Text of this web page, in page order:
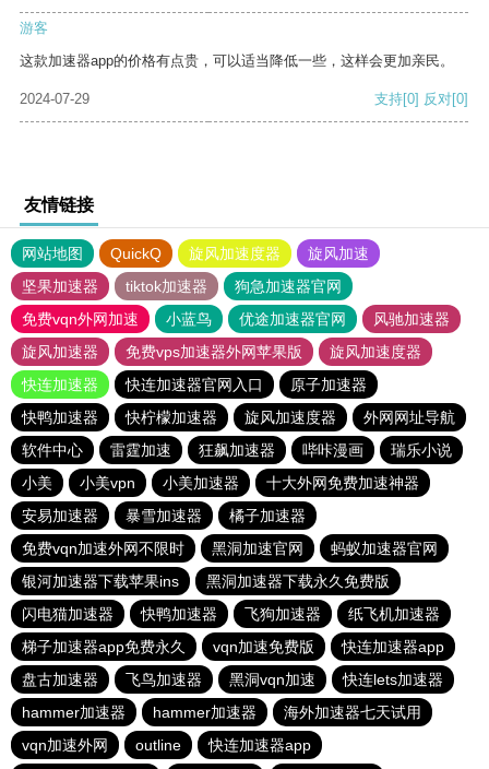
游客
这款加速器app的价格有点贵，可以适当降低一些，这样会更加亲民。
2024-07-29 支持[0] 反对[0]
友情链接
网站地图 QuickQ 旋风加速度器
旋风加速
坚果加速器
tiktok加速器
狗急加速器官网
免费vqn外网加速
小蓝鸟 优途加速器官网
风驰加速器
旋风加速器
免费vps加速器外网苹果版
旋风加速度器
快连加速器
快连加速器官网入口
原子加速器
快鸭加速器
快柠檬加速器 旋风加速度器
外网网址导航
软件中心
雷霆加速 狂飙加速器 哔咔漫画
瑞乐小说
小美
小美vpn 小美加速器
十大外网免费加速神器
安易加速器
暴雪加速器
橘子加速器
免费vqn加速外网不限时
黑洞加速官网
蚂蚁加速器官网
银河加速器下载苹果ins
黑洞加速器下载永久免费版
闪电猫加速器
快鸭加速器 飞狗加速器
纸飞机加速器
梯子加速器app免费永久
vqn加速免费版
快连加速器app
盘古加速器
飞鸟加速器 黑洞vqn加速
快连lets加速器
hammer加速器
hammer加速器
海外加速器七天试用
vqn加速外网
outline 快连加速器app